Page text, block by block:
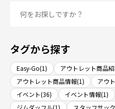
タグから探す
Easy-Go(1)
アウトレット商品
アウトレット商品情報(1)
アウ
イベント(36)
イベント情報(1)
ジムダッフル(1)
スタッフサッ